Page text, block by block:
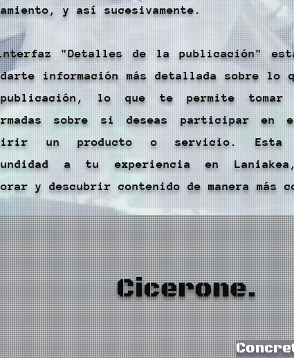
y así sucesivamente.
"Detalles de la publicación"
información más detallada sobre lo
lo que te permite tomar
sobre si deseas participar en
un producto o servicio. Esta
a tu experiencia en
y descubrir contenido de manera más
Cicerone.